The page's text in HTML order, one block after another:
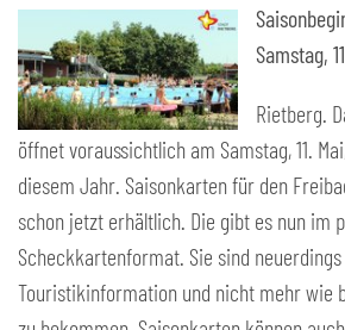
Samstag,
Rietberg.
öffnet voraussichtlich am Samstag, 11.
diesem Jahr. Saisonkarten für den
schon jetzt erhältlich. Die gibt es nun im
Scheckkartenformat. Sie sind
Touristikinformation und nicht mehr wie